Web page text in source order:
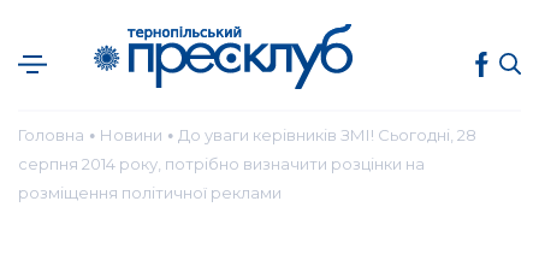
Головна ● Новини ● До уваги керівників ЗМІ! Cьогодні, 28
серпня 2014 року, потрібно визначити розцінки на
розміщення політичної реклами